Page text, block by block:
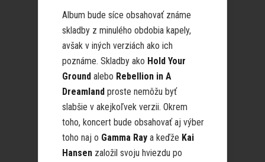
Album bude síce obsahovať známe
skladby z minulého obdobia kapely,
avšak v iných verziách ako ich
poznáme. Skladby ako Hold Your
Ground alebo Rebellion in A
Dreamland proste nemôžu byť
slabšie v akejkoľvek verzii. Okrem
toho, koncert bude obsahovať aj výber
toho naj o Gamma Ray a keďže Kai
Hansen založil svoju hviezdu po